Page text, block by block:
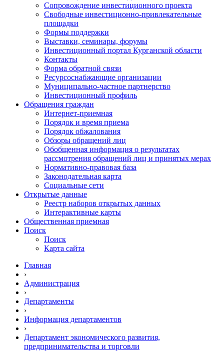
Сопровождение инвестиционного проекта
Свободные инвестиционно-привлекательные
площадки
Формы поддержки
Выставки, семинары, форумы
Инвестиционный портал Курганской области
Контакты
Форма обратной связи
Ресурсоснабжающие организации
Муниципально-частное партнерство
Инвестиционный профиль
Обращения граждан
Интернет-приемная
Порядок и время приема
Порядок обжалования
Обзоры обращений лиц
Обобщенная информация о результатах
рассмотрения обращений лиц и принятых мерах
Нормативно-правовая база
Законодательная карта
Социальные сети
Открытые данные
Реестр наборов открытых данных
Интерактивные карты
Общественная приемная
Поиск
Поиск
Карта сайта
Главная
›
Администрация
›
Департаменты
›
Информация департаментов
›
Департамент экономического развития,
предпринимательства и торговли